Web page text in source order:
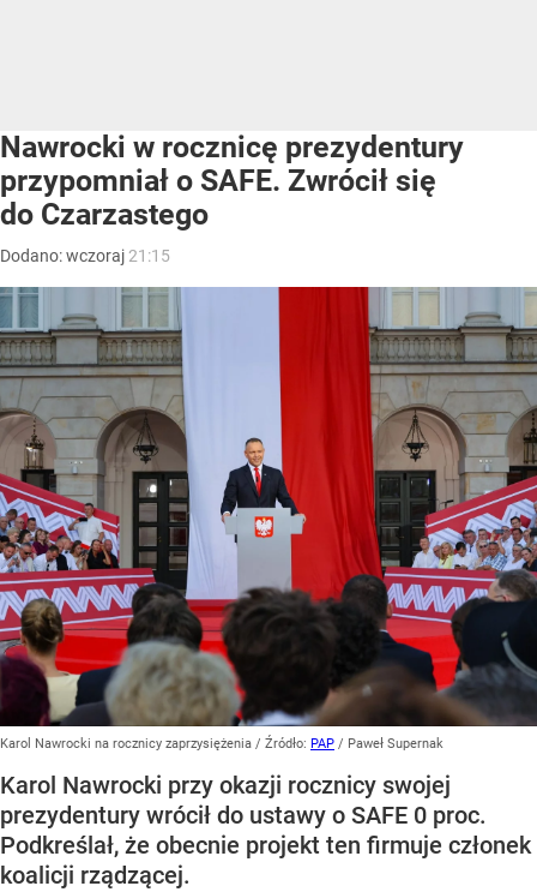
Nawrocki w rocznicę prezydentury
przypomniał o SAFE. Zwrócił się
do Czarzastego
Dodano:wczoraj 21:15
Karol Nawrocki na rocznicy zaprzysiężenia / Źródło: PAP / Paweł Supernak
Karol Nawrocki przy okazji rocznicy swojej
prezydentury wrócił do ustawy o SAFE 0 proc.
Podkreślał, że obecnie projekt ten firmuje członek
koalicji rządzącej.